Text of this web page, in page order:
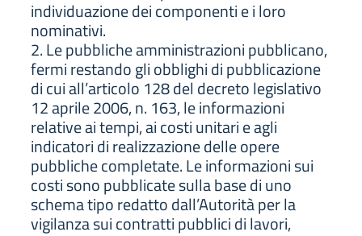
individuazione dei componenti e i loro
nominativi.
2. Le pubbliche amministrazioni pubblicano,
fermi restando gli obblighi di pubblicazione
di cui all’articolo 128 del decreto legislativo
12 aprile 2006, n. 163, le informazioni
relative ai tempi, ai costi unitari e agli
indicatori di realizzazione delle opere
pubbliche completate. Le informazioni sui
costi sono pubblicate sulla base di uno
schema tipo redatto dall’Autorità per la
vigilanza sui contratti pubblici di lavori,